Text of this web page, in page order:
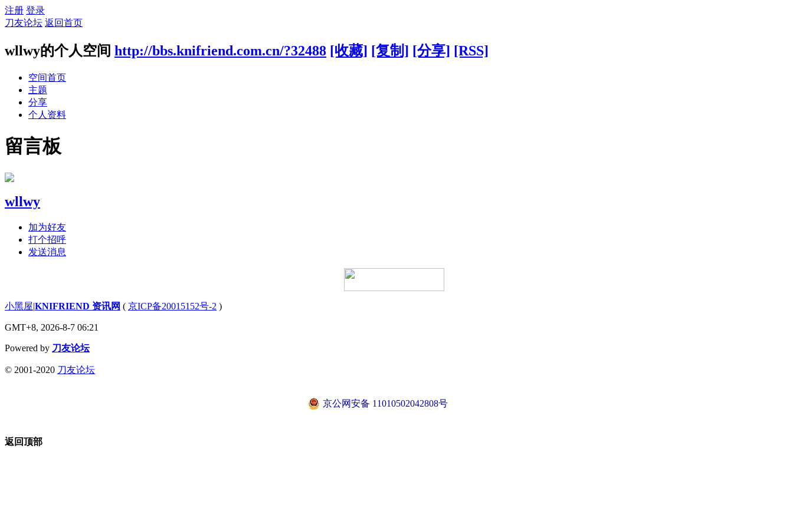
注册 登录
刀友论坛 返回首页
wllwy的个人空间 http://bbs.knifriend.com.cn/?32488 [收藏] [复制] [分享] [RSS]
空间首页
主题
分享
个人资料
留言板
wllwy
加为好友
打个招呼
发送消息
小黑屋|KNIFRIEND 资讯网 ( 京ICP备20015152号-2 )
GMT+8, 2026-8-7 06:21
Powered by 刀友论坛
© 2001-2020 刀友论坛
京公网安备 11010502042808号
返回顶部